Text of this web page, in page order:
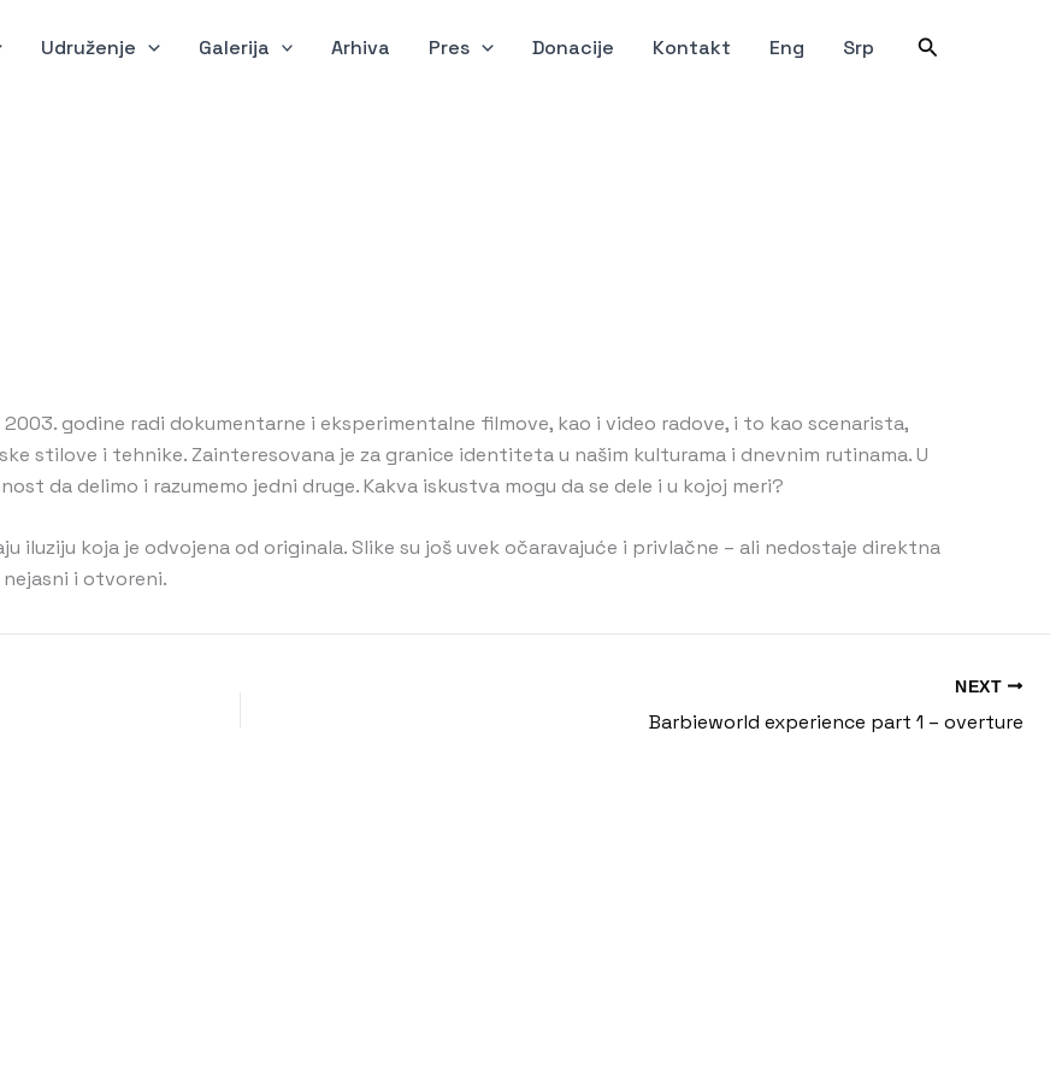
Udruženje Galerija Arhiva Pres Donacije Kontakt Eng Srp Претрага
godine radi dokumentarne i eksperimentalne filmove, kao i video radove, i to kao scenarista,
stilove i tehnike. Zainteresovana je za granice identiteta u našim kulturama i dnevnim rutinama. U
da delimo i razumemo jedni druge. Kakva iskustva mogu da se dele i u kojoj meri?
iluziju koja je odvojena od originala. Slike su još uvek očaravajuće i privlačne – ali nedostaje direktna
i otvoreni.
NEXT
Barbieworld experience part 1 – overture